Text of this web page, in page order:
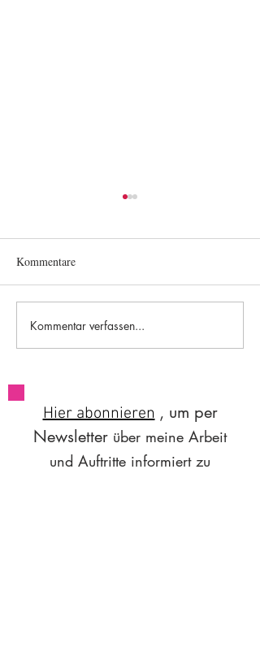
#85 A brief flight of stairs
Kommentare
Kommentar verfassen...
Hier abonnieren , um per
Newsletter über meine Arbeit
und Auftritte informiert zu